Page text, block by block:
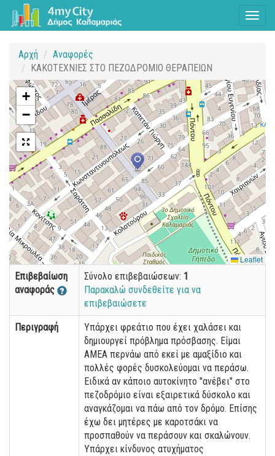
Αρχή
Αναφορές
ΚΑΚΟΤΕΧΝΙΕΣ ΣΤΟ ΠΕΖΟΔΡΟΜΙΟ ΘΕΡΑΠΕΙΩΝ
+
−
Leaflet
Επιβεβαίωση
αναφοράς
Σύνολο επιβεβαιώσεων: 1
Παρακαλώ συνδεθείτε για να
επιβεβαιώσετε
Περιγραφή
Υπάρχει φρεάτιο που έχει χαλάσει και
δημιουργεί πρόβλημα πρόσβασης. Είμαι
ΑΜΕΑ περνάω από εκεί με αμαξίδιο και
πολλές φορές δυσκολεύομαι να περάσω.
Ειδικά αν κάποιο αυτοκίνητο "ανέβει" στο
πεζοδρόμιο είναι εξαιρετικά δύσκολο και
αναγκάζομαι να πάω από τον δρόμο. Επίσης
έχω δει μητέρες με καροτσάκι να
προσπαθούν να περάσουν και σκαλώνουν.
Υπάρχει κίνδυνος ατυχήματος